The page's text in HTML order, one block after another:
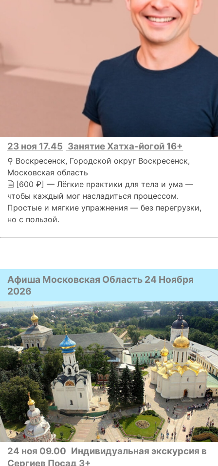
23 ноя 17.45 Занятие Хатха-йогой 16+
⚲ Воскресенск, Городской округ Воскресенск,
Московская область
🗎 [600 ₽] — Лёгкие практики для тела и ума —
чтобы каждый мог насладиться процессом.
Простые и мягкие упражнения — без перегрузки,
но с пользой.
Афиша Московская Область 24 Ноября
2026
24 ноя 09.00 Индивидуальная экскурсия в
Сергиев Посад 3+